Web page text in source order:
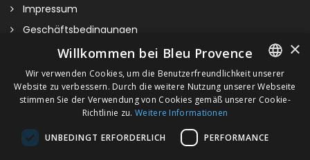
Impressum
Geschäftsbedingungen
Kontaktieren Sie uns
Besuchen Sie unseren Showroom
Plan du site
FRENCH
GERMAN
×
Willkommen bei Bleu Provence
Wir verwenden Cookies, um die Benutzerfreundlichkeit unserer
Website zu verbessern. Durch die weitere Nutzung unserer Webseite
stimmen Sie der Verwendung von Cookies gemäß unserer Cookie-
Richtlinie zu. Weitere Informationen
UNBEDINGT ERFORDERLICH PERFORMANCE